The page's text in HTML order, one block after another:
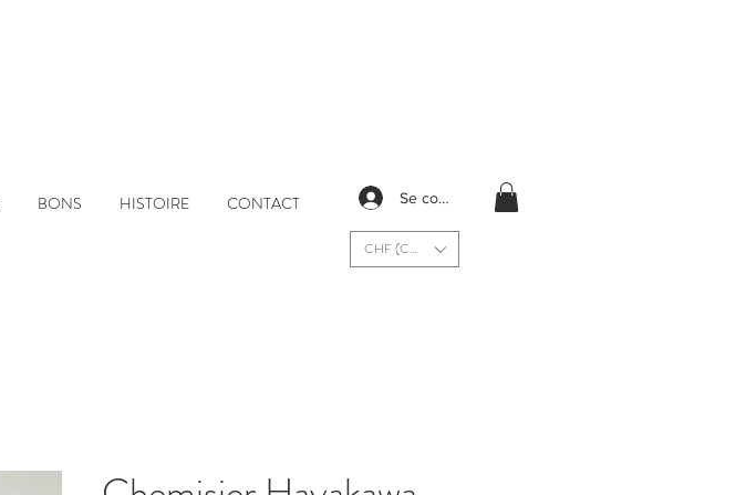
BONS HISTOIRE CONTACT Se connecter
CHF (CHF)